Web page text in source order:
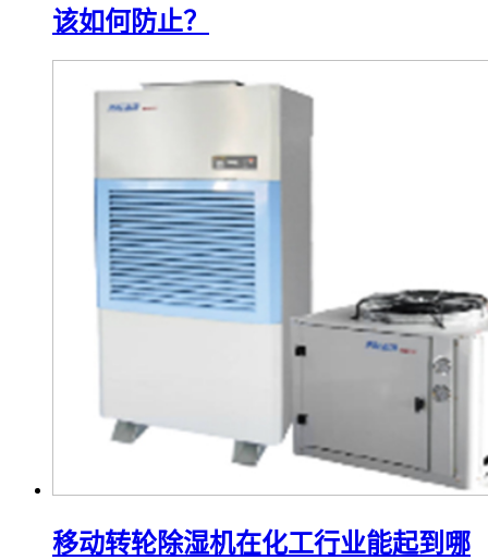
该如何防止？
移动转轮除湿机在化工行业能起到哪